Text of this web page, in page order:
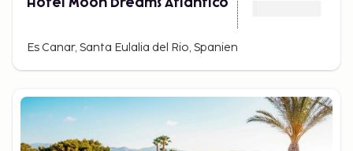
Hotel Moon Dreams Atlántico
Es Canar, Santa Eulalia del Rio, Spanien